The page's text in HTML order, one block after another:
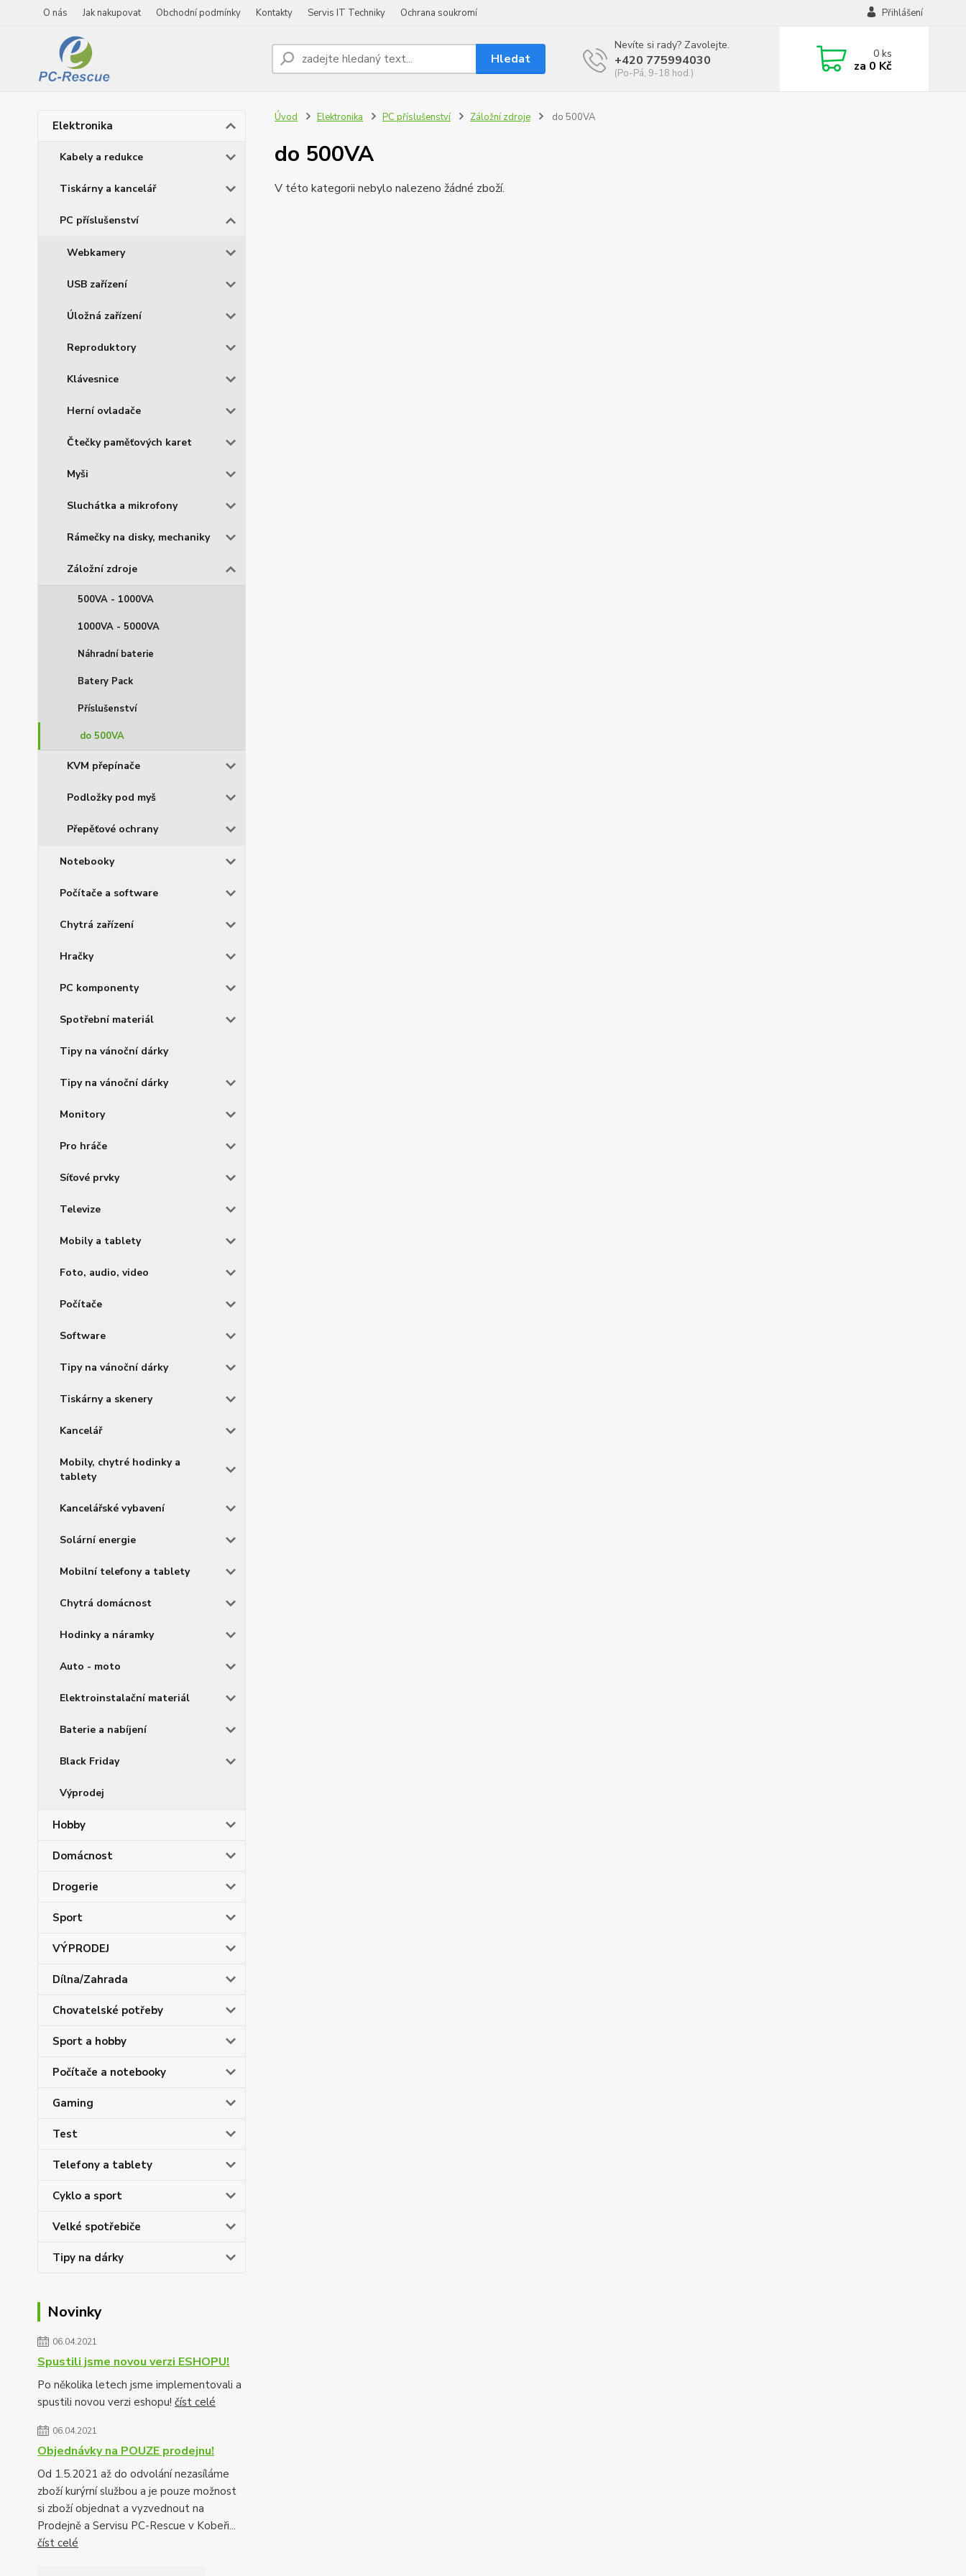
O nás Jak nakupovat Obchodní podmínky Kontakty Servis IT Techniky Ochrana soukromí Přihlášení
Hledat
Nevíte si rady? Zavolejte.
+420 775994030
(Po-Pá, 9-18 hod.)
0ks
za 0 Kč
Elektronika
Kabely a redukce
Tiskárny a kancelář
PC příslušenství
Webkamery
USB zařízení
Úložná zařízení
Reproduktory
Klávesnice
Herní ovladače
Čtečky paměťových karet
Myši
Sluchátka a mikrofony
Rámečky na disky, mechaniky
Záložní zdroje
500VA - 1000VA
1000VA - 5000VA
Náhradní baterie
Batery Pack
Příslušenství
do 500VA
KVM přepínače
Podložky pod myš
Přepěťové ochrany
Notebooky
Počítače a software
Chytrá zařízení
Hračky
PC komponenty
Spotřební materiál
Tipy na vánoční dárky
Tipy na vánoční dárky
Monitory
Pro hráče
Síťové prvky
Televize
Mobily a tablety
Foto, audio, video
Počítače
Software
Tipy na vánoční dárky
Tiskárny a skenery
Kancelář
Mobily, chytré hodinky a
tablety
Kancelářské vybavení
Solární energie
Mobilní telefony a tablety
Chytrá domácnost
Hodinky a náramky
Auto - moto
Elektroinstalační materiál
Baterie a nabíjení
Black Friday
Výprodej
Hobby
Domácnost
Drogerie
Sport
VÝPRODEJ
Dílna/Zahrada
Chovatelské potřeby
Sport a hobby
Počítače a notebooky
Gaming
Test
Telefony a tablety
Cyklo a sport
Velké spotřebiče
Tipy na dárky
Novinky
06.04.2021
Spustili jsme novou verzi ESHOPU!
Po několika letech jsme implementovali a
spustili novou verzi eshopu! číst celé
06.04.2021
Objednávky na POUZE prodejnu!
Od 1.5.2021 až do odvolání nezasíláme
zboží kurýrní službou a je pouze možnost
si zboží objednat a vyzvednout na
Prodejně a Servisu PC-Rescue v Kobeři...
číst celé
Úvod Elektronika PC příslušenství Záložní zdroje do 500VA
do 500VA
V této kategorii nebylo nalezeno žádné zboží.